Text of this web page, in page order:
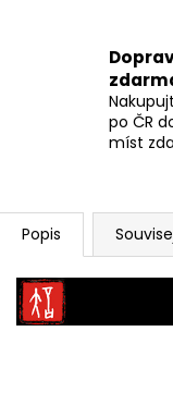
po ČR
míst
Popis